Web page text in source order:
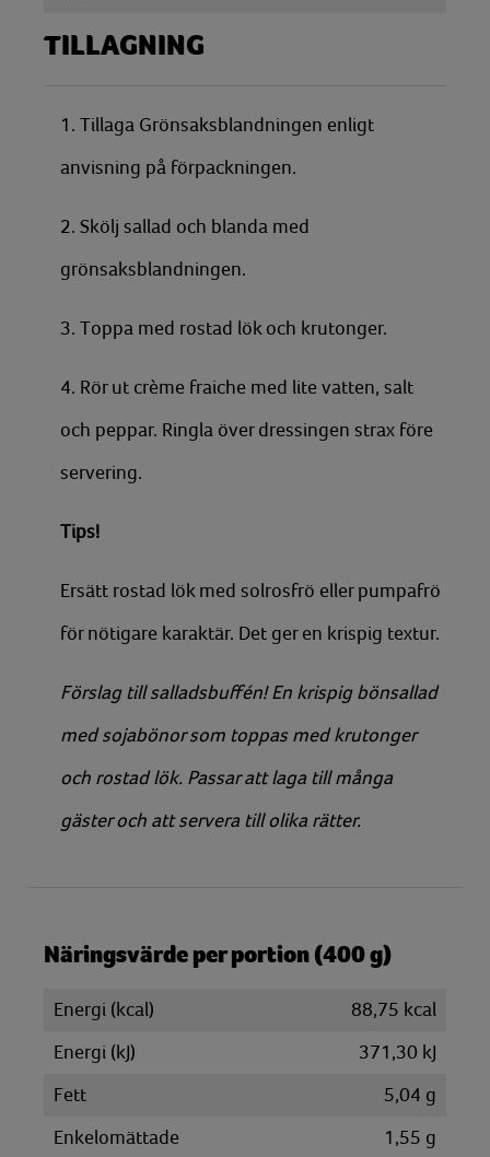
TILLAGNING
1. Tillaga Grönsaksblandningen enligt
anvisning på förpackningen.
2. Skölj sallad och blanda med
grönsaksblandningen.
3. Toppa med rostad lök och krutonger.
4. Rör ut crème fraiche med lite vatten, salt
och peppar. Ringla över dressingen strax före
servering.
Tips!
Ersätt rostad lök med solrosfrö eller pumpafrö
för nötigare karaktär. Det ger en krispig textur.
Förslag till salladsbuffén! En krispig bönsallad
med sojabönor som toppas med krutonger
och rostad lök. Passar att laga till många
gäster och att servera till olika rätter.
Näringsvärde per portion (400 g)
Energi (kcal)
88,75 kcal
Energi (kJ)
371,30 kJ
Fett
5,04 g
Enkelomättade
1,55 g